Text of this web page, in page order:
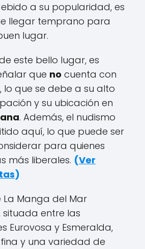
a su popularidad, es
llegar temprano para
lugar.
este bello lugar, es
que no cuenta con
lo que se debe a su alto
y su ubicación en
. Además, el nudismo
aquí, lo que puede ser
para quienes
más liberales. (Ver
)
Manga del Mar
situada entre las
Eurovosa y Esmeralda,
y una variedad de